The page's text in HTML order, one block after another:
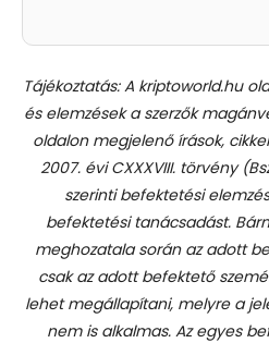
Tájékoztatás: A kriptoworld.hu
és elemzések a szerzők
oldalon megjelenő írások,
2007. évi CXXXVIII. törvény
szerinti befektetési
befektetési tanácsadást.
meghozatala során az adott
csak az adott befektető
lehet megállapítani, melyre a
nem is alkalmas. Az egyes